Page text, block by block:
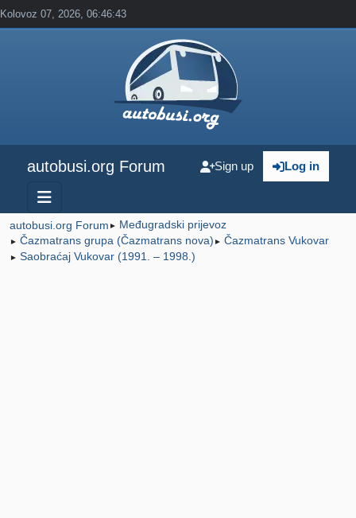
Kolovoz 07, 2026, 06:46:43
autobusi.org Forum Log in
Sign up
autobusi.org Forum ► Međugradski prijevoz
► Čazmatrans grupa (Čazmatrans nova) ► Čazmatrans Vukovar
► Saobraćaj Vukovar (1991. – 1998.)